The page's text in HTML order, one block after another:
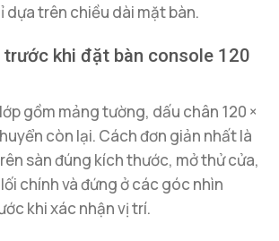
dựa trên chiều dài mặt bàn.
khi đặt bàn console 120
gồm mảng tường, dấu chân 120 ×
còn lại. Cách đơn giản nhất là
sàn đúng kích thước, mở thử cửa,
chính và đứng ở các góc nhìn
khi xác nhận vị trí.